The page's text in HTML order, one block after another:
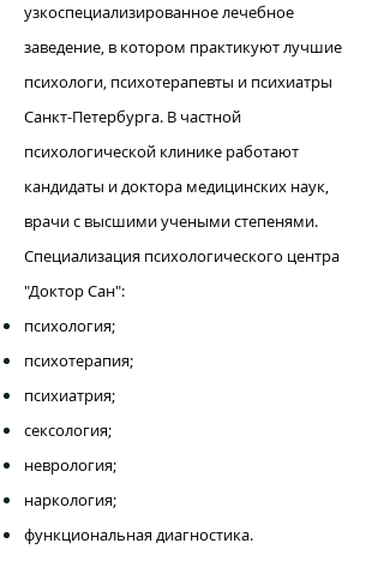
узкоспециализированное лечебное
заведение, в котором практикуют лучшие
психологи, психотерапевты и психиатры
Санкт-Петербурга. В частной
психологической клинике работают
кандидаты и доктора медицинских наук,
врачи с высшими учеными степенями.
Специализация психологического центра
"Доктор Сан":
психология;
психотерапия;
психиатрия;
сексология;
неврология;
наркология;
функциональная диагностика.